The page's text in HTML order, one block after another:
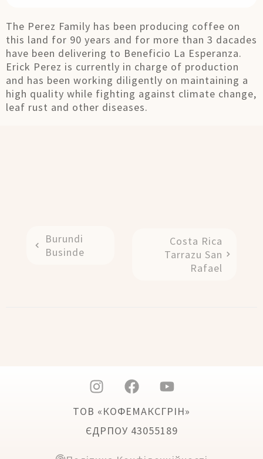
The Perez Family has been producing coffee on
this land for 90 years and for more than 3 dacades
have been delivering to Beneficio La Esperanza.
Erick Perez is currently in charge of production
and has been working diligently on maintaining a
high quality while fighting against climate change,
leaf rust and other diseases.
Burundi
Businde
Costa Rica
Tarrazu San
Rafael
ТОВ «КОФЕМАКСГРІН»
ЄДРПОУ 43055189